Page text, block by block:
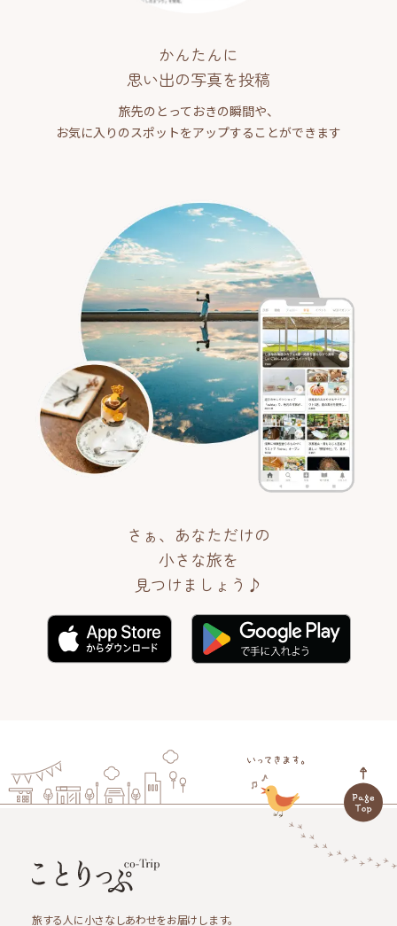
かんたんに
思い出の写真を投稿
旅先のとっておきの瞬間や、
お気に入りのスポットをアップすることができます
さぁ、あなただけの
小さな旅を
見つけましょう♪
旅する人に小さなしあわせをお届けします。